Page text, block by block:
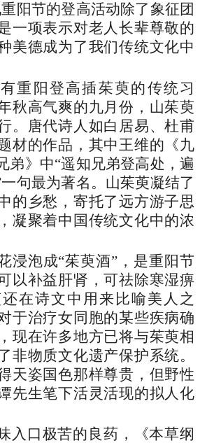
阳节的登高活动除了象征团
一项表示对老人长辈尊敬的
美德成为了我们传统文化中
重阳登高插茱萸的传统习
秋高气爽的九月份，山茱萸
。唐代诗人如白居易、杜甫
材的作品，其中王维的《九
弟》中“遥知兄弟登高处，遍
句最为著名。山茱萸凝结了
的乡愁，寄托了远方游子思
凝聚着中国传统文化中的浓
浸泡成“茱萸酒”，是重阳节
以补益肝肾，可祛除寒湿痹
在诗文中用来比喻美人之
于治疗女同胞的某些疾病确
现在许多地方已将与茱萸相
非物质文化遗产保护系统。
天姿国色那样尊贵，但野性
先生笔下活灵活现的拟人化
入口极苦的良药，《本草纲